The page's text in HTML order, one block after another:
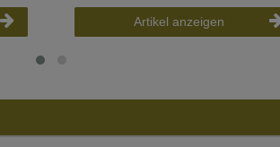
Artikel anzeigen